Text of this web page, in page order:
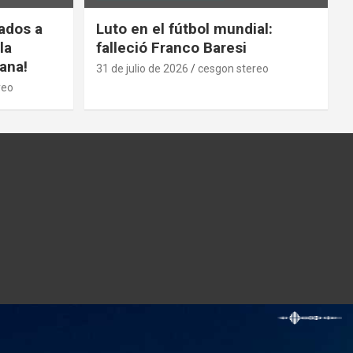
a
Luto en el fútbol mundial:
falleció Franco Baresi
31 de julio de 2026 cesgon stereo